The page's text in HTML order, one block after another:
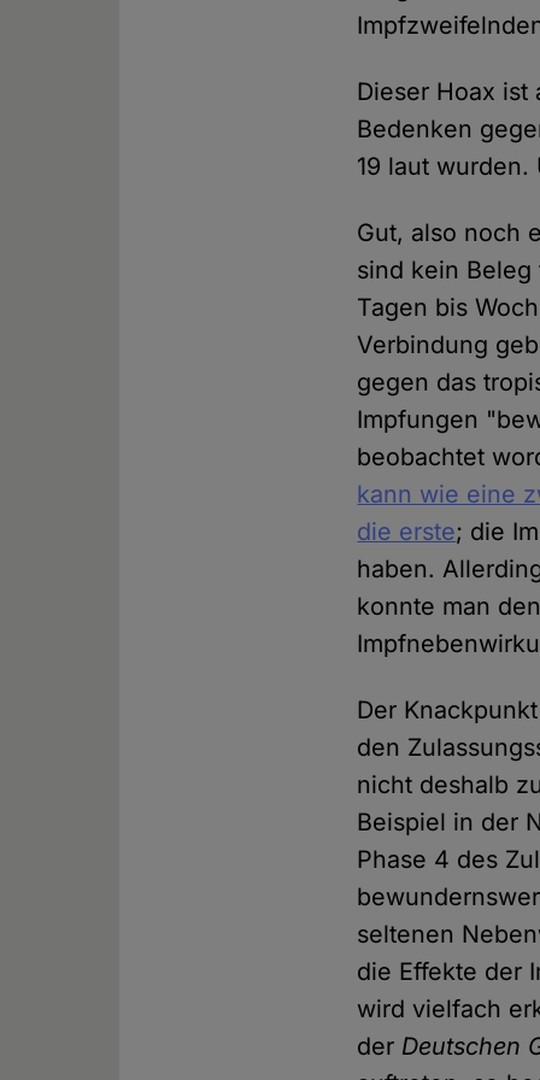
Dieser Hoax
Bedenken
19 laut wurden.
Gut, also noch
sind kein
Tagen bis
Verbindung
gegen das
Impfungen
beobachtet
kann wie eine
die erste; die
haben.
konnte man
Der
den
nicht deshalb
Beispiel in der
Phase 4 des
seltenen
die Effekte der
wird vielfach
der Deutschen